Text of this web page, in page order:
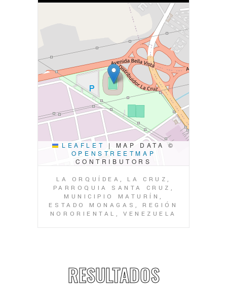
LEAFLET |
MAP DATA ©
OPENSTREETMAP
CONTRIBUTORS
LA ORQUÍDEA, LA CRUZ,
PARROQUIA SANTA CRUZ,
MUNICIPIO MATURÍN,
ESTADO MONAGAS, REGIÓN
NORORIENTAL, VENEZUELA
RESULTADOS